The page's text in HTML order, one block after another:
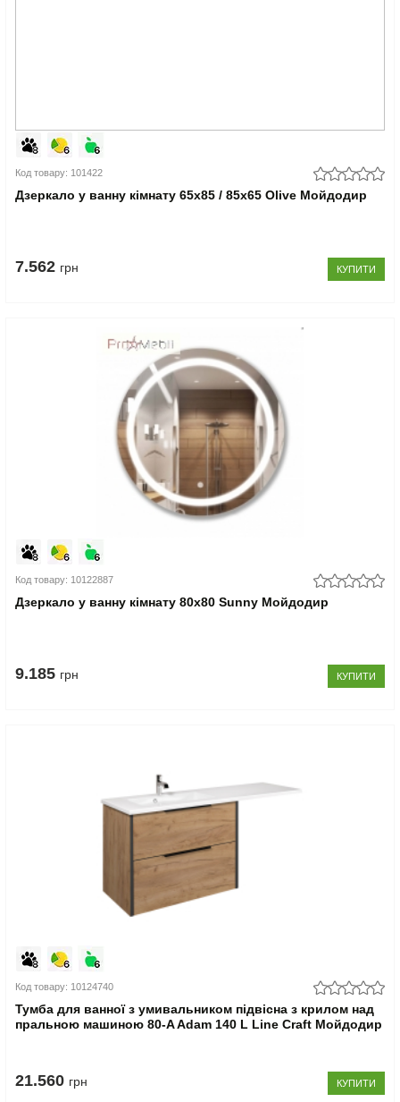
Код товару: 101422
Дзеркало у ванну кімнату 65х85 / 85х65 Olive Мойдодир
7.562 грн КУПИТИ
Код товару: 10122887
Дзеркало у ванну кімнату 80х80 Sunny Мойдодир
9.185 грн КУПИТИ
Код товару: 10124740
Тумба для ванної з умивальником підвісна з крилом над
пральною машиною 80-A Adam 140 L Line Craft Мойдодир
21.560 грн КУПИТИ